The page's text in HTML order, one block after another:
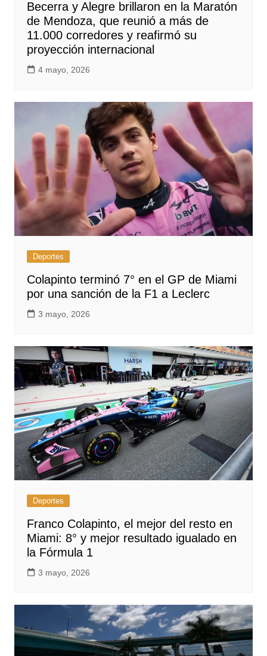
Becerra y Alegre brillaron en la Maratón
de Mendoza, que reunió a más de
11.000 corredores y reafirmó su
proyección internacional
4 mayo, 2026
Deportes
Colapinto terminó 7° en el GP de Miami
por una sanción de la F1 a Leclerc
3 mayo, 2026
Deportes
Franco Colapinto, el mejor del resto en
Miami: 8° y mejor resultado igualado en
la Fórmula 1
3 mayo, 2026